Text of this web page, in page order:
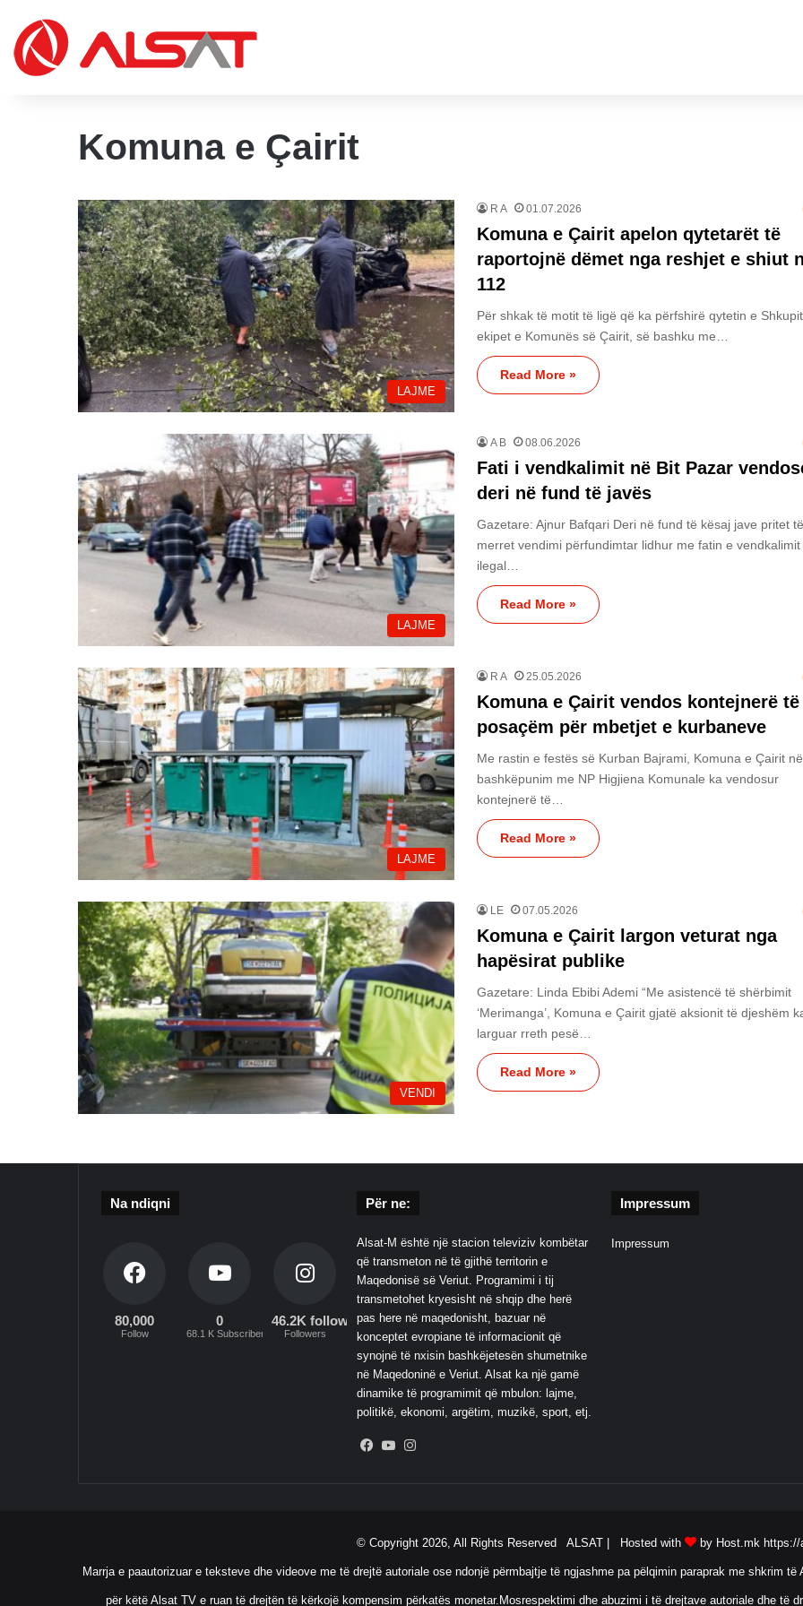
Komuna e Çairit
LAJME
R A 01.07.2026
Komuna e Çairit apelon qytetarët të
raportojnë dëmet nga reshjet e shiut
112
Për shkak të motit të ligë që ka përfshirë qytetin e Shkupit,
ekipet e Komunës së Çairit, së bashku me…
Read More »
LAJME
A B 08.06.2026
Fati i vendkalimit në Bit Pazar
deri në fund të javës
Gazetare: Ajnur Bafqari Deri në fund të kësaj jave pritet të
merret vendimi përfundimtar lidhur me fatin e vendkalimit
ilegal…
Read More »
LAJME
R A 25.05.2026
Komuna e Çairit vendos kontejnerë të
posaçëm për mbetjet e kurbaneve
Me rastin e festës së Kurban Bajrami, Komuna e Çairit në
bashkëpunim me NP Higjiena Komunale ka vendosur
kontejnerë të…
Read More »
VENDI
LE 07.05.2026
Komuna e Çairit largon veturat nga
hapësirat publike
Gazetare: Linda Ebibi Ademi “Me asistencë të shërbimit
‘Merimanga’, Komuna e Çairit gjatë aksionit të djeshëm
larguar rreth pesë…
Read More »
Na ndiqni
80,000
Follow
0
68.1 K Subscribers
46.2K followers
Followers
Për ne:
Alsat-M është një stacion televiziv kombëtar
që transmeton në të gjithë territorin e
Maqedonisë së Veriut. Programimi i tij
transmetohet kryesisht në shqip dhe herë
pas here në maqedonisht, bazuar në
konceptet evropiane të informacionit që
synojnë të nxisin bashkëjetesën shumetnike
në Maqedoninë e Veriut. Alsat ka një gamë
dinamike të programimit që mbulon: lajme,
politikë, ekonomi, argëtim, muzikë, sport, etj.
Facebook
YouTube
Impressum
Impressum
© Copyright 2026, All Rights Reserved ALSAT | Hosted with by Host.mk
Marrja e paautorizuar e teksteve dhe videove me të drejtë autoriale ose ndonjë përmbajtje të ngjashme pa pëlqimin paraprak me shkrim
për këtë Alsat TV e ruan të drejtën të kërkojë kompensim përkatës monetar.Mosrespektimi dhe abuzimi i të drejtave autoriale dhe të